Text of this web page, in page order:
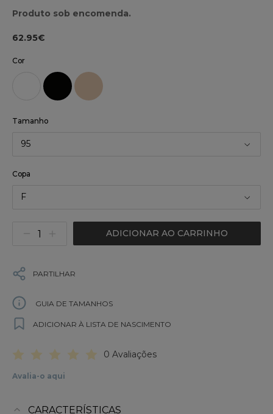
Produto sob encomenda.
62.95€
Cor
Tamanho
95
Copa
F
ADICIONAR AO CARRINHO
PARTILHAR
GUIA DE TAMANHOS
ADICIONAR À LISTA DE NASCIMENTO
0 Avaliações
Avalia-o aqui
CARACTERÍSTICAS